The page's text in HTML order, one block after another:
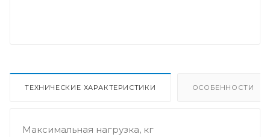
ТЕХНИЧЕСКИЕ ХАРАКТЕРИСТИКИ ОСОБЕННОСТИ
Максимальная нагрузка, кг